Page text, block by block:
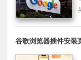
谷歌浏览器插件安装